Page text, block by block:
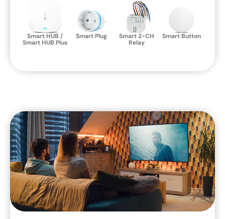
Smart HUB /
Smart HUB Plus
Smart Plug
Smart 2-CH
Relay
Smart Button